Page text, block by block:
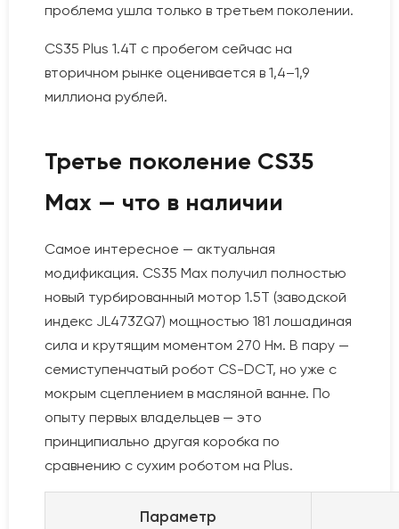
проблема ушла только в третьем поколении.
CS35 Plus 1.4T с пробегом сейчас на
вторичном рынке оценивается в 1,4–1,9
миллиона рублей.
Третье поколение CS35
Max — что в наличии
Самое интересное — актуальная
модификация. CS35 Max получил полностью
новый турбированный мотор 1.5T (заводской
индекс JL473ZQ7) мощностью 181 лошадиная
сила и крутящим моментом 270 Нм. В пару —
семиступенчатый робот CS-DCT, но уже с
мокрым сцеплением в масляной ванне. По
опыту первых владельцев — это
принципиально другая коробка по
сравнению с сухим роботом на Plus.
Параметр